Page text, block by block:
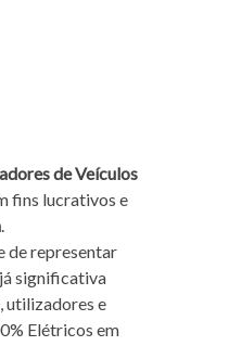
de Veículos
fins lucrativos e
.
de representar
significativa
utilizadores e
Elétricos em